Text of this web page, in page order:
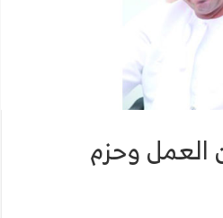
العمل وحزم